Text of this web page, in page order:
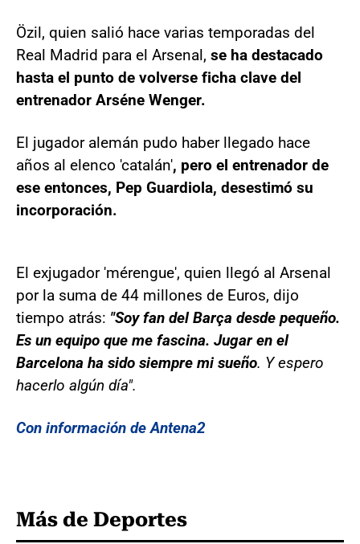
Özil, quien salió hace varias temporadas del
Real Madrid para el Arsenal, se ha destacado
hasta el punto de volverse ficha clave del
entrenador Arséne Wenger.
El jugador alemán pudo haber llegado hace
años al elenco 'catalán', pero el entrenador de
ese entonces, Pep Guardiola, desestimó su
incorporación.
El exjugador 'mérengue', quien llegó al Arsenal
por la suma de 44 millones de Euros, dijo
tiempo atrás: "Soy fan del Barça desde pequeño.
Es un equipo que me fascina. Jugar en el
Barcelona ha sido siempre mi sueño. Y espero
hacerlo algún día".
Con información de Antena2
Más de Deportes